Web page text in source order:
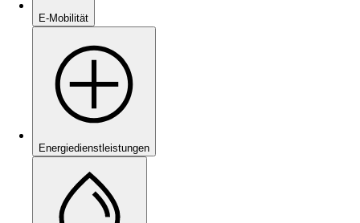
E-Mobilität
Energie­dienstleistungen